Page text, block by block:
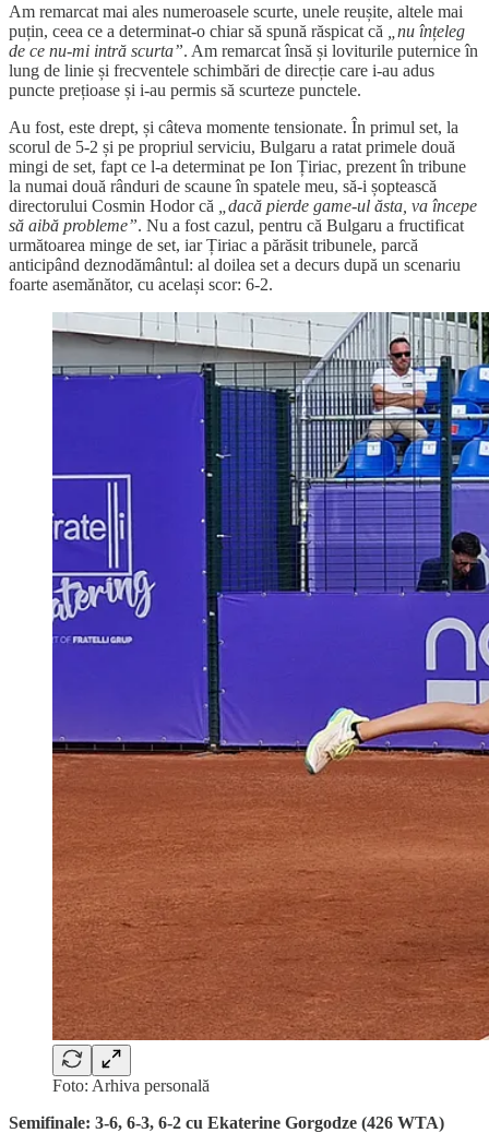
Am remarcat mai ales numeroasele scurte, unele reușite, altele mai
puțin, ceea ce a determinat-o chiar să spună răspicat că
„nu înțeleg
de ce nu-mi intră scurta”. Am remarcat însă și loviturile puternice în
lung de linie și frecventele schimbări de direcție care i-au adus
puncte prețioase și i-au permis să scurteze punctele.
Au fost, este drept, și câteva momente tensionate. În primul set, la
scorul de 5-2 și pe propriul serviciu, Bulgaru a ratat primele două
mingi de set, fapt ce l-a determinat pe Ion Țiriac, prezent în tribune
la numai două rânduri de scaune în spatele meu, să-i șoptească
directorului Cosmin Hodor că
„dacă pierde game-ul ăsta, va începe
să aibă probleme”. Nu a fost cazul, pentru că Bulgaru a fructificat
următoarea minge de set, iar Țiriac a părăsit tribunele, parcă
anticipând deznodământul: al doilea set a decurs după un scenariu
foarte asemănător, cu același scor: 6-2.
Foto: Arhiva personală
Semifinale: 3-6, 6-3, 6-2 cu Ekaterine Gorgodze (426 WTA)